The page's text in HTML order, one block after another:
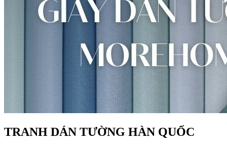
TRANH DÁN TƯỜNG HÀN QUỐC